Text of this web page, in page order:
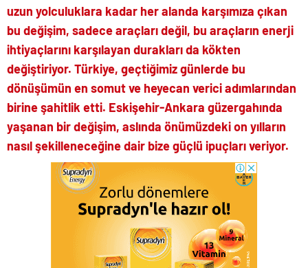
uzun yolculuklara kadar her alanda karşımıza çıkan
bu değişim, sadece araçları değil, bu araçların enerji
ihtiyaçlarını karşılayan durakları da kökten
değiştiriyor. Türkiye, geçtiğimiz günlerde bu
dönüşümün en somut ve heyecan verici adımlarından
birine şahitlik etti. Eskişehir-Ankara güzergahında
yaşanan bir değişim, aslında önümüzdeki on yılların
nasıl şekilleneceğine dair bize güçlü ipuçları veriyor.